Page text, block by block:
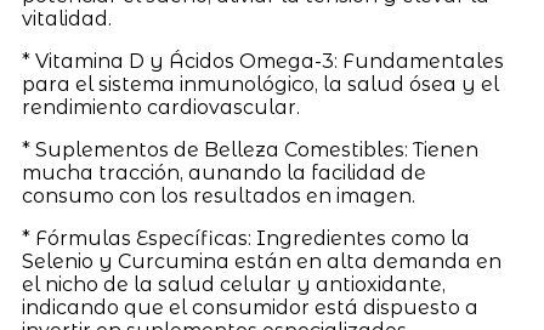
vitalidad.
* Vitamina D y Ácidos Omega-3: Fundamentales
para el sistema inmunológico, la salud ósea y el
rendimiento cardiovascular.
* Suplementos de Belleza Comestibles: Tienen
mucha tracción, aunando la facilidad de
consumo con los resultados en imagen.
* Fórmulas Específicas: Ingredientes como la
Selenio y Curcumina están en alta demanda en
el nicho de la salud celular y antioxidante,
indicando que el consumidor está dispuesto a